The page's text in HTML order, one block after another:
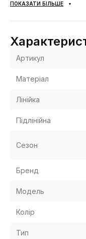
ПОКАЗАТИ БІЛЬШЕ
Артикул
Матеріал
Лінійка
Підлінійна
Сезон
Бренд
Модель
Колір
Тип